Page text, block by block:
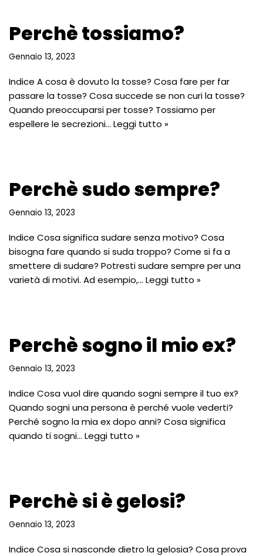
Perchè tossiamo?
Gennaio 13, 2023
Indice A cosa è dovuto la tosse? Cosa fare per far
passare la tosse? Cosa succede se non curi la tosse?
Quando preoccuparsi per tosse? Tossiamo per
espellere le secrezioni… Leggi tutto »
Perchè sudo sempre?
Gennaio 13, 2023
Indice Cosa significa sudare senza motivo? Cosa
bisogna fare quando si suda troppo? Come si fa a
smettere di sudare? Potresti sudare sempre per una
varietà di motivi. Ad esempio,… Leggi tutto »
Perchè sogno il mio ex?
Gennaio 13, 2023
Indice Cosa vuol dire quando sogni sempre il tuo ex?
Quando sogni una persona è perché vuole vederti?
Perché sogno la mia ex dopo anni? Cosa significa
quando ti sogni… Leggi tutto »
Perchè si è gelosi?
Gennaio 13, 2023
Indice Cosa si nasconde dietro la gelosia? Cosa prova